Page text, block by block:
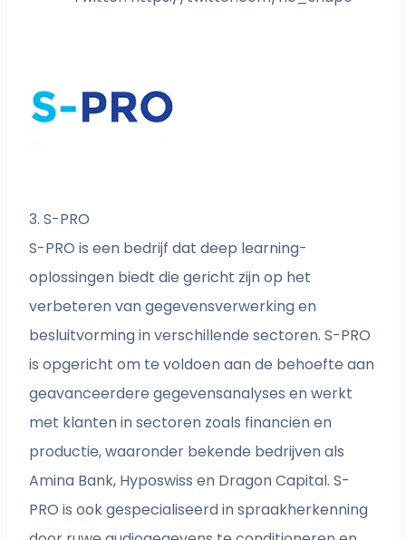
3. S-PRO
S-PRO is een bedrijf dat deep learning-
oplossingen biedt die gericht zijn op het
verbeteren van gegevensverwerking en
besluitvorming in verschillende sectoren. S-PRO
is opgericht om te voldoen aan de behoefte aan
geavanceerdere gegevensanalyses en werkt
met klanten in sectoren zoals financiën en
productie, waaronder bekende bedrijven als
Amina Bank, Hyposwiss en Dragon Capital. S-
PRO is ook gespecialiseerd in spraakherkenning